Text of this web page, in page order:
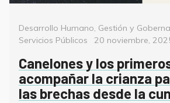
Categorías
Desarrollo Humano, Gestión y
Servicios Públicos
Posted
20 noviembre,
Canelones y los
acompañar la crianza
las brechas desde la